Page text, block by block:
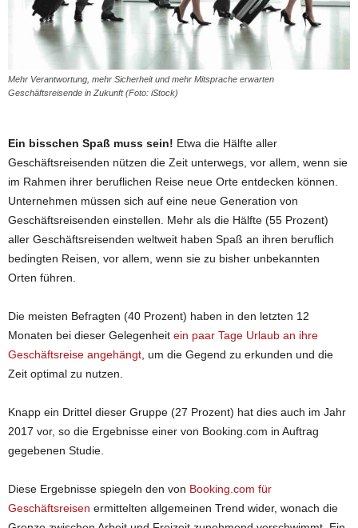
Mehr Verantwortung, mehr Sicherheit und mehr Mitsprache erwarten
Geschäftsreisende in Zukunft (Foto: iStock)
Ein bisschen Spaß muss sein! Etwa die Hälfte aller
Geschäftsreisenden nützen die Zeit unterwegs, vor allem, wenn sie
im Rahmen ihrer beruflichen Reise neue Orte entdecken können.
Unternehmen müssen sich auf eine neue Generation von
Geschäftsreisenden einstellen. Mehr als die Hälfte (55 Prozent)
aller Geschäftsreisenden weltweit haben Spaß an ihren beruflich
bedingten Reisen, vor allem, wenn sie zu bisher unbekannten
Orten führen.
Die meisten Befragten (40 Prozent) haben in den letzten 12
Monaten bei dieser Gelegenheit ein paar Tage Urlaub an ihre
Geschäftsreise angehängt , um die Gegend zu erkunden und die
Zeit optimal zu nutzen.
Knapp ein Drittel dieser Gruppe (27 Prozent) hat dies auch im Jahr
2017 vor, so die Ergebnisse einer von Booking.com in Auftrag
gegebenen Studie.
Diese Ergebnisse spiegeln den von Booking.com für
Geschäftsreisen ermittelten allgemeinen Trend wider, wonach die